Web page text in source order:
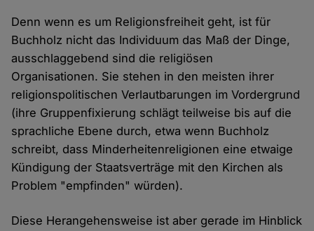
Denn wenn es um Religionsfreiheit geht, ist für
Buchholz nicht das Individuum das Maß der Dinge,
ausschlaggebend sind die religiösen
Organisationen. Sie stehen in den meisten ihrer
religionspolitischen Verlautbarungen im Vordergrund
(ihre Gruppenfixierung schlägt teilweise bis auf die
sprachliche Ebene durch, etwa wenn Buchholz
schreibt, dass Minderheitenreligionen eine etwaige
Kündigung der Staatsverträge mit den Kirchen als
Problem "empfinden" würden).
Diese Herangehensweise ist aber gerade im Hinblick